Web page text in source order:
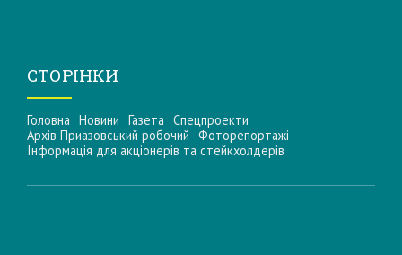
СТОРІНКИ
Головна Новини Газета Спецпроекти
Архів Приазовський робочий Фоторепортажі
Інформацiя для акцiонерiв та стейкхолдерiв